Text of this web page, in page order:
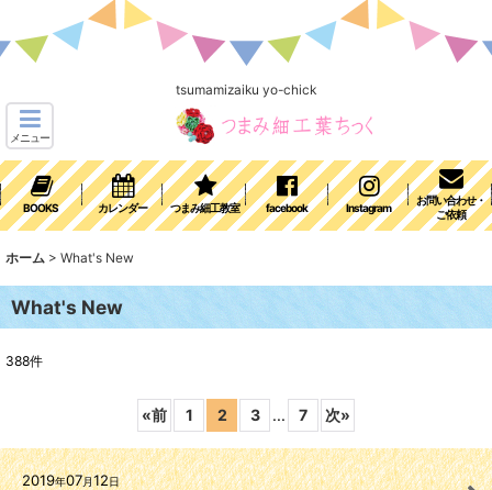
tsumamizaiku yo-chick
メニュー
BOOKS カレンダー つまみ細工教室 facebook Instagram
お問い合わせ・
ご依頼
ホーム > What's New
What's New
388件
«前 1 2 3 ... 7 次»
2019年07月12日